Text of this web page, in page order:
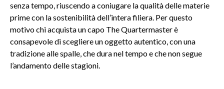
senza tempo, riuscendo a coniugare la qualità delle materie
prime con la sostenibilità dell’intera filiera. Per questo
motivo chi acquista un capo The Quartermaster è
consapevole di scegliere un oggetto autentico, con una
tradizione alle spalle, che dura nel tempo e che non segue
l’andamento delle stagioni.